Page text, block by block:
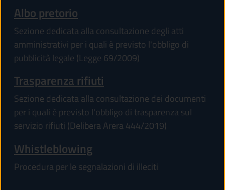
Albo pretorio
Sezione dedicata alla consultazione degli atti
amministrativi per i quali è previsto l'obbligo di
pubblicità legale (Legge 69/2009)
Trasparenza rifiuti
Sezione dedicata alla consultazione dei documenti
per i quali è previsto l'obbligo di trasparenza sul
servizio rifiuti (Delibera Arera 444/2019)
Whistleblowing
Procedura per le segnalazioni di illeciti